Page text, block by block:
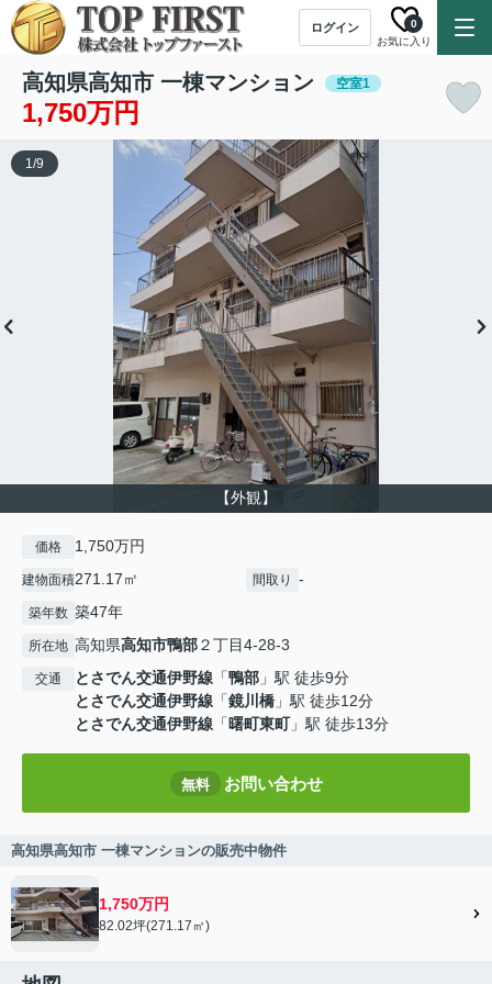
ログイン
お気に入り
0
高知県高知市 一棟マンション 空室1
1,750万円
【外観】
1/9
価格 1,750万円
建物面積271.17㎡ 間取り -
築年数 築47年
所在地 高知県高知市鴨部２丁目4-28-3
交通 とさでん交通伊野線 「鴨部 」駅 徒歩9分
とさでん交通伊野線 「鏡川橋 」駅 徒歩12分
とさでん交通伊野線 「曙町東町」駅 徒歩13分
無料 お問い合わせ
高知県高知市 一棟マンションの販売中物件
1,750万円
82.02坪(271.17㎡)